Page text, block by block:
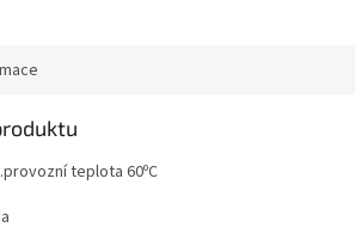
teplota 60ºC